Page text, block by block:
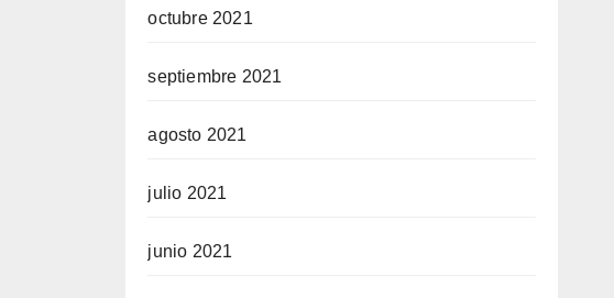
octubre 2021
septiembre 2021
agosto 2021
julio 2021
junio 2021